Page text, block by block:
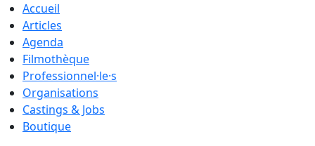
Accueil
Articles
Agenda
Filmothèque
Professionnel·le·s
Organisations
Castings & Jobs
Boutique